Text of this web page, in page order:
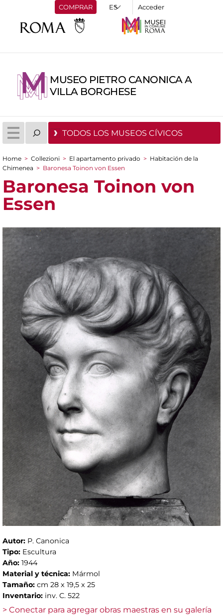
COMPRAR Acceder
MUSEO PIETRO CANONICA A
VILLA BORGHESE
TODOS LOS MUSEOS CÍVICOS
You are here
Home > Collezioni > El apartamento privado > Habitación de la
Chimenea > Baronesa Toinon von Essen
Baronesa Toinon von
Essen
Autor: P. Canonica
Tipo: Escultura
Año: 1944
Material y técnica: Mármol
Tamaño: cm 28 x 19,5 x 25
Inventario: inv. C. 522
> Conectar para agregar obras maestras en su galería